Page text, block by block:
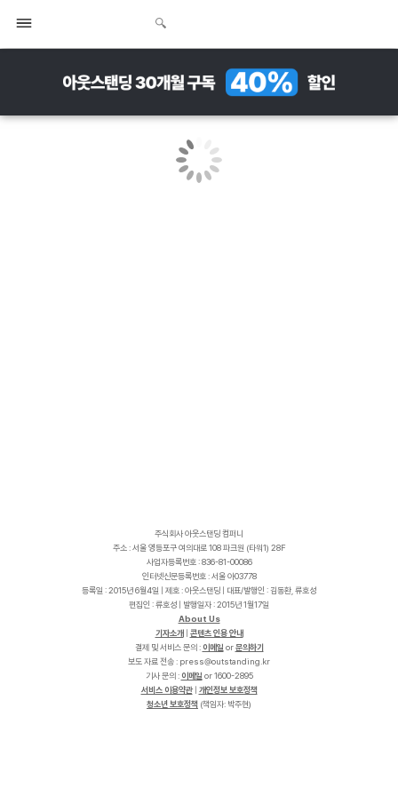
주식회사 아웃스탠딩 컴퍼니
주소 : 서울 영등포구 여의대로 108 파크원 (타워1) 28F
사업자등록번호 : 836-81-00086
인터넷신문등록번호 : 서울 아03778
등록일 : 2015년 6월4일 | 제호 : 아웃스탠딩 | 대표/발행인 : 김동환, 류호성
편집인 : 류호성 | 발행일자 : 2015년 1월17일
About Us
기자소개
콘텐츠 인용 안내
결제 및 서비스 문의 : 이메일 or문의하기
보도 자료 전송 :
r
k
.
g
n
i
d
n
a
t
s
t
u
o
@
s
s
e
r
p
기사 문의 : 이메일 or 1600-2895
서비스 이용약관| 개인정보 보호정책
청소년 보호정책 (책임자: 박주현)